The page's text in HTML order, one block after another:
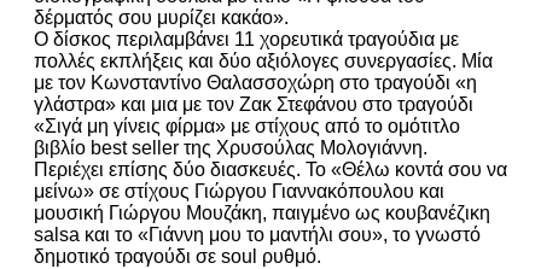
δέρματός σου μυρίζει κακάο».
Ο δίσκος περιλαμβάνει 11 χορευτικά τραγούδια με
πολλές εκπλήξεις και δύο αξιόλογες συνεργασίες. Μία
με τον Κωνσταντίνο Θαλασσοχώρη στο τραγούδι «η
γλάστρα» και μια με τον Ζακ Στεφάνου στο τραγούδι
«Σιγά μη γίνεις φίρμα» με στίχους από το ομότιτλο
βιβλίο best seller της Χρυσούλας Μολογιάννη.
Περιέχει επίσης δύο διασκευές. Το «Θέλω κοντά σου να
μείνω» σε στίχους Γιώργου Γιαννακόπουλου και
μουσική Γιώργου Μουζάκη, παιγμένο ως κουβανέζικη
salsa και το «Γιάννη μου το μαντήλι σου», το γνωστό
δημοτικό τραγούδι σε soul ρυθμό.